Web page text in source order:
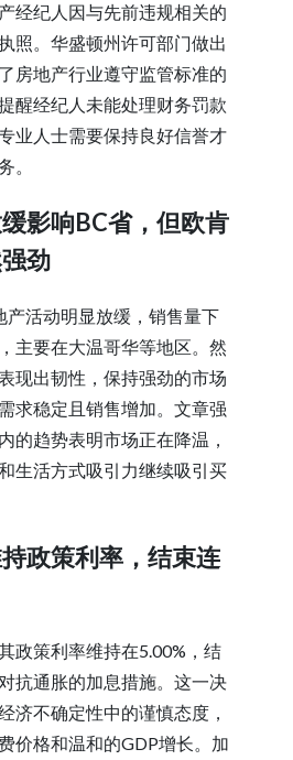
经纪人因与先前违规相关的
照。华盛顿州许可部门做出
房地产行业遵守监管标准的
醒经纪人未能处理财务罚款
业人士需要保持良好信誉才
。
影响BC省，但欧肯
劲
产活动明显放缓，销售量下
主要在大温哥华等地区。然
现出韧性，保持强劲的市场
求稳定且销售增加。文章强
的趋势表明市场正在降温，
生活方式吸引力继续吸引买
政策利率，结束连
政策利率维持在5.00%，结
抗通胀的加息措施。这一决
济不确定性中的谨慎态度，
价格和温和的GDP增长。加